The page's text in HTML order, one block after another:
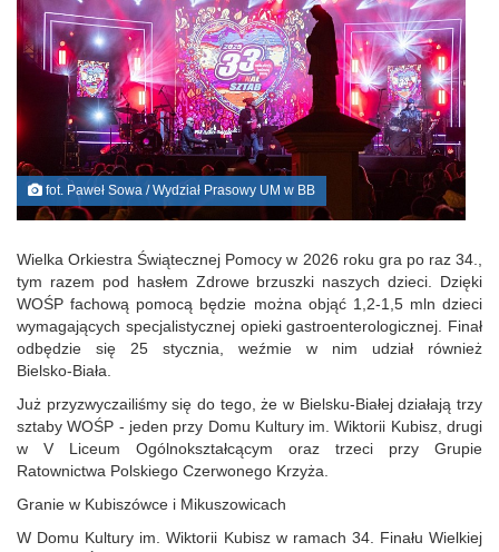
fot. Paweł Sowa / Wydział Prasowy UM w BB
Wielka Orkiestra Świątecznej Pomocy w 2026 roku gra po raz 34.,
tym razem pod hasłem Zdrowe brzuszki naszych dzieci. Dzięki
WOŚP fachową pomocą będzie można objąć 1,2‑1,5 mln dzieci
wymagających specjalistycznej opieki gastroenterologicznej. Finał
odbędzie się 25 stycznia, weźmie w nim udział również
Bielsko‑Biała.
Już przyzwyczailiśmy się do tego, że w Bielsku‑Białej działają trzy
sztaby WOŚP - jeden przy Domu Kultury im. Wiktorii Kubisz, drugi
w V Liceum Ogólnokształcącym oraz trzeci przy Grupie
Ratownictwa Polskiego Czerwonego Krzyża.
Granie w Kubiszówce i Mikuszowicach
W Domu Kultury im. Wiktorii Kubisz w ramach 34. Finału Wielkiej